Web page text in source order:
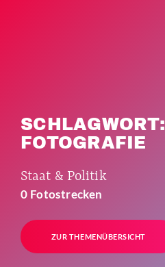
SCHLAGWORT:
FOTOGRAFIE
Staat & Politik
0 Fotostrecken
ZUR THEMENÜBERSICHT